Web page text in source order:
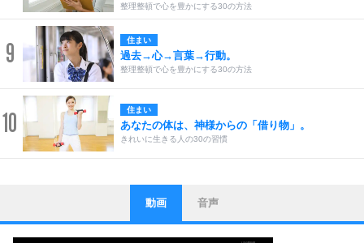
整理整頓で心を豊かにする30の方法
9 住まい
過去→心→言葉→行動。
整理整頓で心を豊かにする30の方法
10 住まい
あなたの体は、神様からの「借り物」。
きれいに生きる人の30の習慣
1
ストレス対策
他人と比べない。
いっそのこと、他人を見ない。
動画 音声